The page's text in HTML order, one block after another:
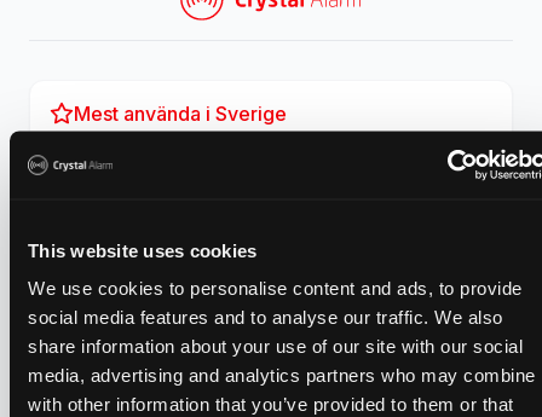
This website uses cookies
We use cookies to personalise content and ads, to provide
social media features and to analyse our traffic. We also
share information about your use of our site with our social
media, advertising and analytics partners who may combine
with other information that you’ve provided to them or that
Mest använda i Sverige
Används av över 16 000 yrkesverksamma
Snabb utrullning
Enkelt att införa i hela organisationen
Exakt positionering
GPS + inomhusposition + live-ljud